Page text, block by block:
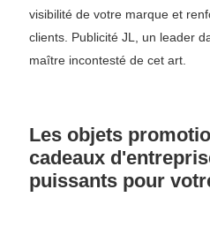
visibilité de votre marque et
clients. Publicité JL, un leader
maître incontesté de cet art.
Les objets
cadeaux
puissants pour